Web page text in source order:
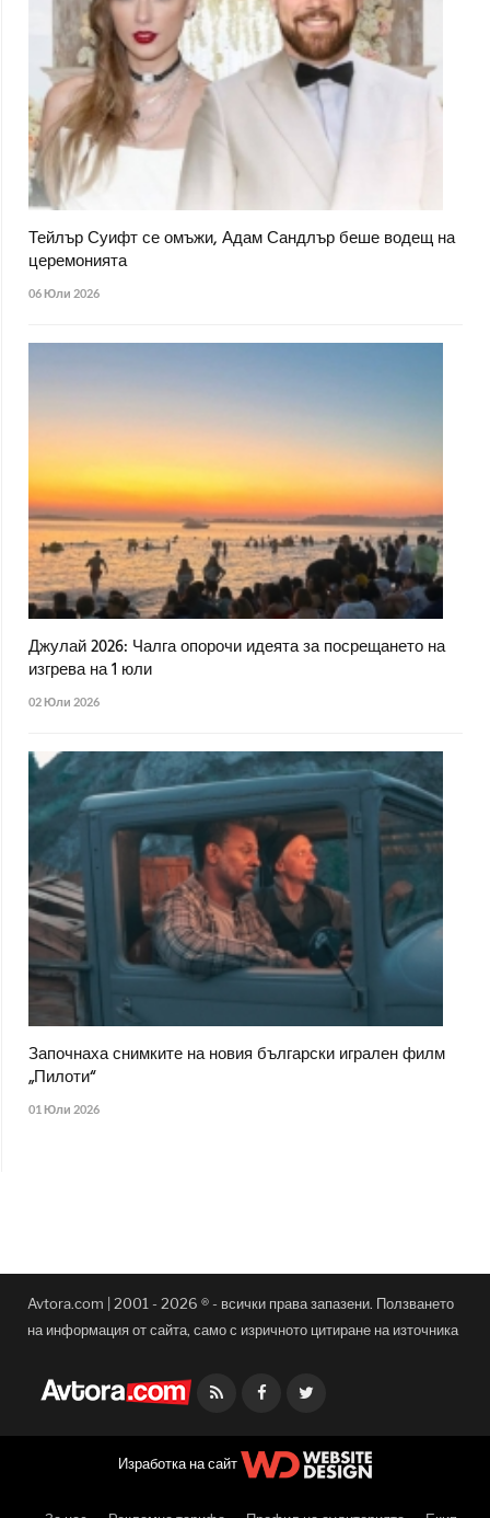
Тейлър Суифт се омъжи, Адам Сандлър беше водещ на
церемонията
06 Юли 2026
Джулай 2026: Чалга опорочи идеята за посрещането на
изгрева на 1 юли
02 Юли 2026
Започнаха снимките на новия български игрален филм
„Пилоти“
01 Юли 2026
Avtora.com | 2001 - 2026 ® - всички права запазени. Ползването
на информация от сайта, само с изричното цитиране на източника
Facebook
Изработка на сайт